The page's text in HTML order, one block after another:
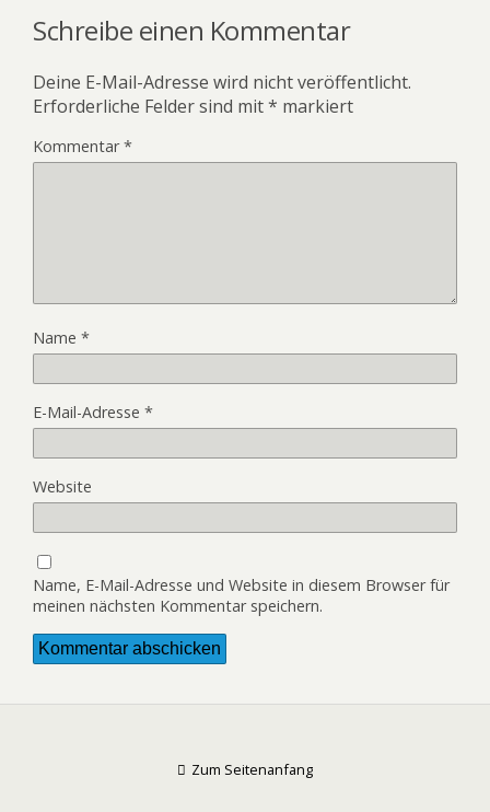
Schreibe einen Kommentar
Deine E-Mail-Adresse wird nicht veröffentlicht.
Erforderliche Felder sind mit* markiert
Kommentar*
Name *
E-Mail-Adresse *
Website
Name, E-Mail-Adresse und Website in diesem Browser für
meinen nächsten Kommentar speichern.
Zum Seitenanfang